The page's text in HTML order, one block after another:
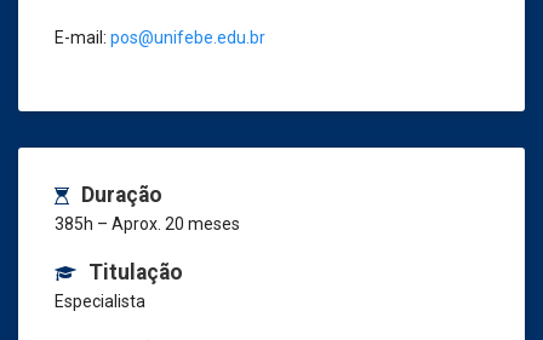
E-mail: pos@unifebe.edu.br
Duração
385h – Aprox. 20 meses
Titulação
Especialista